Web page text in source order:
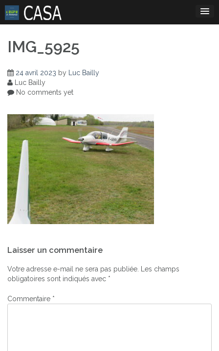
Skip
content
IMG_5925
24 avril 2023 by Luc Bailly
Luc Bailly
No comments yet
de
l’article
Laisser un commentaire
Votre adresse e-mail ne sera pas publiée. Les champs
obligatoires sont indiqués avec *
Commentaire *